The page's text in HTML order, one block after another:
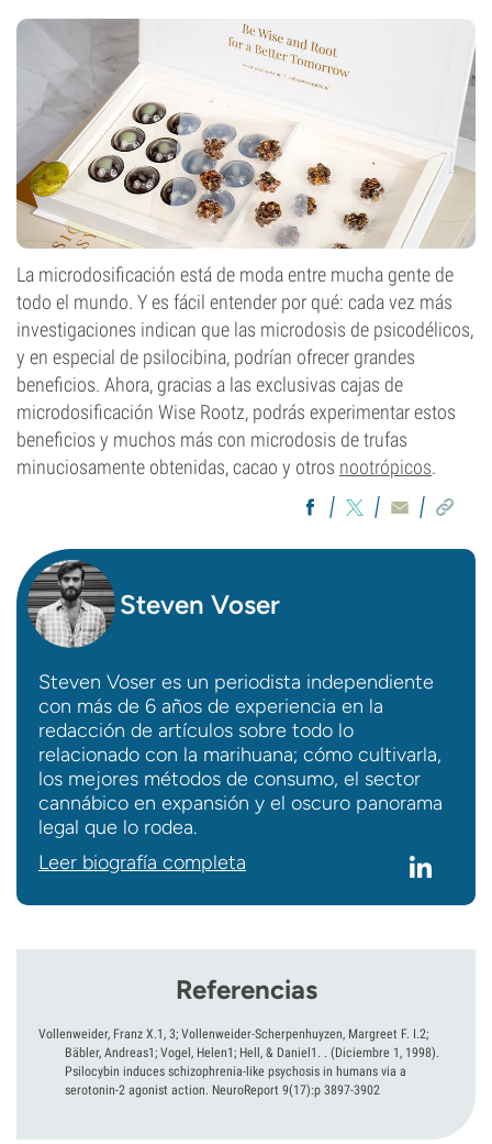
La microdosificación está de moda entre mucha gente de
todo el mundo. Y es fácil entender por qué: cada vez más
investigaciones indican que las microdosis de psicodélicos,
y en especial de psilocibina, podrían ofrecer grandes
beneficios. Ahora, gracias a las exclusivas cajas de
microdosificación Wise Rootz, podrás experimentar estos
beneficios y muchos más con microdosis de trufas
minuciosamente obtenidas, cacao y otros nootrópicos.
Steven Voser
Steven Voser es un periodista independiente
con más de 6 años de experiencia en la
redacción de artículos sobre todo lo
relacionado con la marihuana; cómo cultivarla,
los mejores métodos de consumo, el sector
cannábico en expansión y el oscuro panorama
legal que lo rodea.
Leer biografía completa
Referencias
Vollenweider, Franz X.1, 3; Vollenweider-Scherpenhuyzen, Margreet F. I.2;
Bäbler, Andreas1; Vogel, Helen1; Hell, & Daniel1. . (Diciembre 1, 1998).
Psilocybin induces schizophrenia-like psychosis in humans via a
serotonin-2 agonist action. NeuroReport 9(17):p 3897-3902